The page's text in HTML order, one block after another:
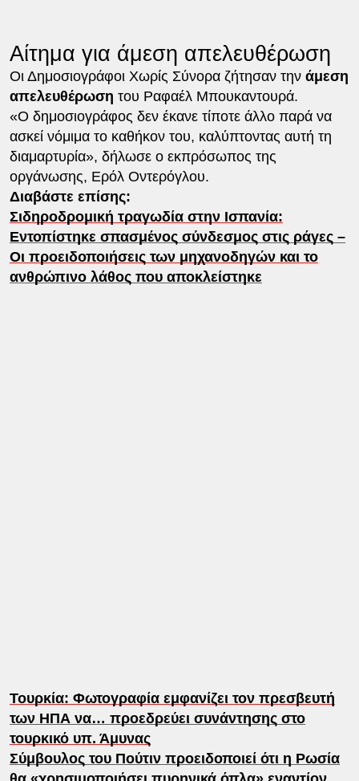
Αίτημα για άμεση απελευθέρωση
Οι Δημοσιογράφοι Χωρίς Σύνορα ζήτησαν την άμεση
απελευθέρωση του Ραφαέλ Μπουκαντουρά.
«Ο δημοσιογράφος δεν έκανε τίποτε άλλο παρά να
ασκεί νόμιμα το καθήκον του, καλύπτοντας αυτή τη
διαμαρτυρία», δήλωσε ο εκπρόσωπος της
οργάνωσης, Ερόλ Οντερόγλου.
Διαβάστε επίσης:
Σιδηροδρομική τραγωδία στην Ισπανία:
Εντοπίστηκε σπασμένoς σύνδεσμος στις ράγες –
Οι προειδοποιήσεις των μηχανοδηγών και το
ανθρώπινο λάθος που αποκλείστηκε
Τουρκία: Φωτογραφία εμφανίζει τον πρεσβευτή
των ΗΠΑ να… προεδρεύει συνάντησης στο
τουρκικό υπ. Άμυνας
Σύμβουλος του Πούτιν προειδοποιεί ότι η Ρωσία